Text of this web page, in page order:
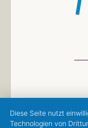
Diese Seite nutzt
Technologien von